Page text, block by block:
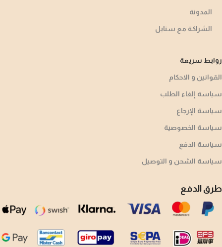
المدونة
الشراكة مع سنابل
روابط سريعة
القوانين و الاحكام
سياسة إلغاء الطلب
سياسة الإرجاع
سياسة الخصوصية
سياسة الدفع
سياسة الشحن و التوصيل
طرق الدفع